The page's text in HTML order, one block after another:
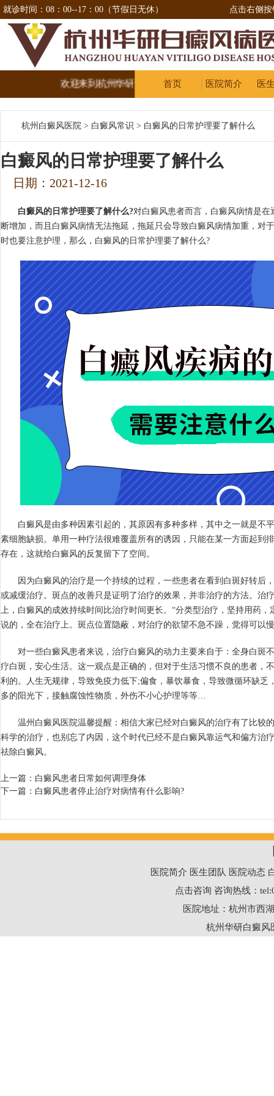
就诊时间：08：00--17：00（节假日无休） 点击右侧
首页 医院简介 医
欢迎来到杭州华研治疗白癜风医院
杭州白癜风医院 > 白癜风常识 > 白癜风的日常护理要了解什么
白癜风的日常护理要了解什么
日期：2021-12-16
白癜风的日常护理要了解什么?对白癜风患者而言，白癜风病情是
断增加，而且白癜风病情无法拖延，拖延只会导致白癜风病情加重，对
时也要注意护理，那么，白癜风的日常护理要了解什么?
白癜风是由多种因素引起的，其原因有多种多样，其中之一就是不
素细胞缺损。单用一种疗法很难覆盖所有的诱因，只能在某一方面起到
存在，这就给白癜风的反复留下了空间。
因为白癜风的治疗是一个持续的过程，一些患者在看到白斑好转后
或减缓治疗。斑点的改善只是证明了治疗的效果，并非治疗的方法。治
上，白癜风的成效持续时间比治疗时间更长。“分类型治疗，坚持用药，
说的，全在治疗上。斑点位置隐蔽，对治疗的欲望不急不躁，觉得可以
对一些白癜风患者来说，治疗白癜风的动力主要来自于：全身白斑
疗白斑，安心生活。这一观点是正确的，但对于生活习惯不良的患者，
利的。人生无规律，导致免疫力低下;偏食，暴饮暴食，导致微循环缺乏
多的阳光下，接触腐蚀性物质，外伤不小心护理等等…
温州白癜风医院温馨提醒：相信大家已经对白癜风的治疗有了比较
科学的治疗，也别忘了内因，这个时代已经不是白癜风靠运气和偏方治
祛除白癜风。
上一篇： 白癜风患者日常如何调理身体
下一篇： 白癜风患者停止治疗对病情有什么影响?
医院简介 医生团队 医院动态
点击咨询 咨询热线：
医院地址：杭州市西
杭州华研白癜风